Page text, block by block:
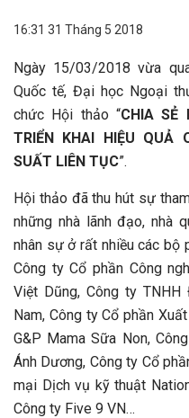
16:31 31 Tháng 5 2018
Ngày 15/03/2018 vừa
Quốc tế, Đại học Ngoại
chức Hội thảo “CHIA SẺ
TRIỂN KHAI HIỆU QUẢ
SUẤT LIÊN TỤC”.
Hội thảo đã thu hút sự
những nhà lãnh đạo, nhà
nhân sự ở rất nhiều các bộ
Công ty Cổ phần Công
Việt Dũng, Công ty
Nam, Công ty Cổ phần
G&P Mama Sữa Non,
Ánh Dương, Công ty Cổ
mại Dịch vụ kỹ thuật
Công ty Five 9 VN…